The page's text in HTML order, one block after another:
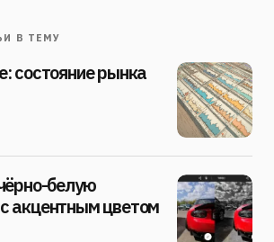
В ТЕМУ
состояние рынка
белую
акцентным цветом